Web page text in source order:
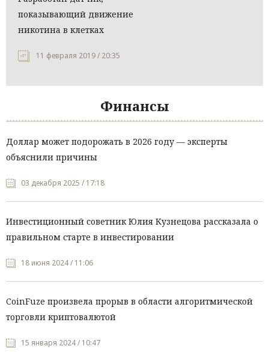
показывающий движение
никотина в клетках
11 февраля 2019 / 20:35
Финансы
Доллар может подорожать в 2026 году — эксперты
объяснили причины
03 декабря 2025 / 17:18
Инвестиционный советник Юлия Кузнецова рассказала о
правильном старте в инвестировании
18 июня 2024 / 11:06
CoinFuze произвела прорыв в области алгоритмической
торговли криптовалютой
15 января 2024 / 10:47